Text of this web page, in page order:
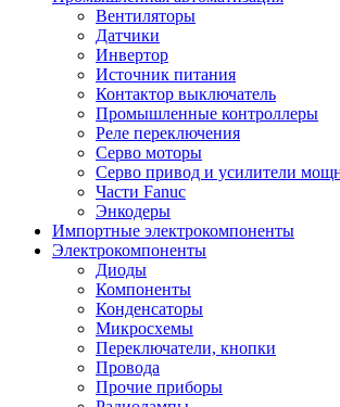
Вентиляторы
Датчики
Инвертор
Источник питания
Контактор выключатель
Промышленные контроллеры
Реле переключения
Серво моторы
Серво привод и усилители
Части Fanuc
Энкодеры
Импортные электрокомпоненты
Электрокомпоненты
Диоды
Компоненты
Конденсаторы
Микросхемы
Переключатели, кнопки
Провода
Прочие приборы